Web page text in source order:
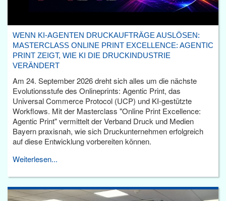
WENN KI-AGENTEN DRUCKAUFTRÄGE AUSLÖSEN:
MASTERCLASS ONLINE PRINT EXCELLENCE: AGENTIC
PRINT ZEIGT, WIE KI DIE DRUCKINDUSTRIE
VERÄNDERT
Am 24. September 2026 dreht sich alles um die nächste
Evolutionsstufe des Onlineprints: Agentic Print, das
Universal Commerce Protocol (UCP) und KI-gestützte
Workflows. Mit der Masterclass "Online Print Excellence:
Agentic Print" vermittelt der Verband Druck und Medien
Bayern praxisnah, wie sich Druckunternehmen erfolgreich
auf diese Entwicklung vorbereiten können.
Weiterlesen...